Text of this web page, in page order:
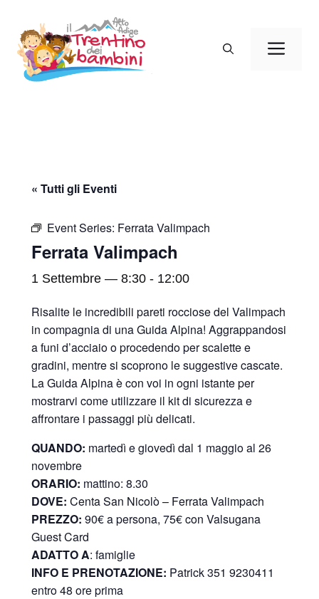
contenuto
« Tutti gli Eventi
Event Series: Ferrata Valimpach
Ferrata Valimpach
1 Settembre — 8:30 - 12:00
Risalite le incredibili pareti rocciose del Valimpach
in compagnia di una Guida Alpina! Aggrappandosi
a funi d’acciaio o procedendo per scalette e
gradini, mentre si scoprono le suggestive cascate.
La Guida Alpina è con voi in ogni istante per
mostrarvi come utilizzare il kit di sicurezza e
affrontare i passaggi più delicati.
QUANDO: martedì e giovedì dal 1 maggio al 26
novembre
ORARIO: mattino: 8.30
DOVE: Centa San Nicolò – Ferrata Valimpach
PREZZO: 90€ a persona, 75€ con Valsugana
Guest Card
ADATTO A: famiglie
INFO E PRENOTAZIONE: Patrick 351 9230411
entro 48 ore prima